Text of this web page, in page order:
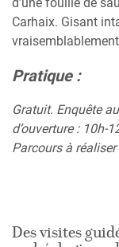
Carhaix. Gisant
Pratique :
Gratuit. Enquête
d’ouverture : 10h-
Parcours à
Des visites